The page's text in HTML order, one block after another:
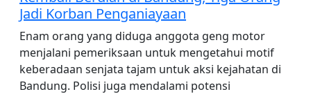
Jadi Korban Penganiayaan
Enam orang yang diduga anggota geng motor
menjalani pemeriksaan untuk mengetahui motif
keberadaan senjata tajam untuk aksi kejahatan di
Bandung. Polisi juga mendalami potensi